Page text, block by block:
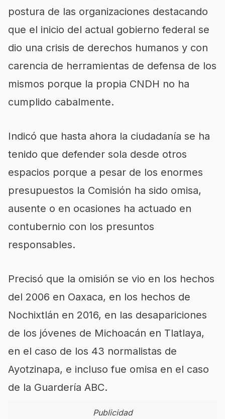
postura de las organizaciones destacando
que el inicio del actual gobierno federal se
dio una crisis de derechos humanos y con
carencia de herramientas de defensa de los
mismos porque la propia CNDH no ha
cumplido cabalmente.
Indicó que hasta ahora la ciudadanía se ha
tenido que defender sola desde otros
espacios porque a pesar de los enormes
presupuestos la Comisión ha sido omisa,
ausente o en ocasiones ha actuado en
contubernio con los presuntos
responsables.
Precisó que la omisión se vio en los hechos
del 2006 en Oaxaca, en los hechos de
Nochixtlán en 2016, en las desapariciones
de los jóvenes de Michoacán en Tlatlaya,
en el caso de los 43 normalistas de
Ayotzinapa, e incluso fue omisa en el caso
de la Guardería ABC.
Publicidad